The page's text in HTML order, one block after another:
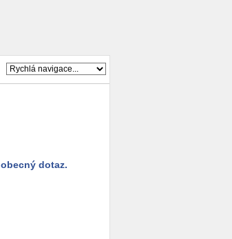
obecný dotaz.